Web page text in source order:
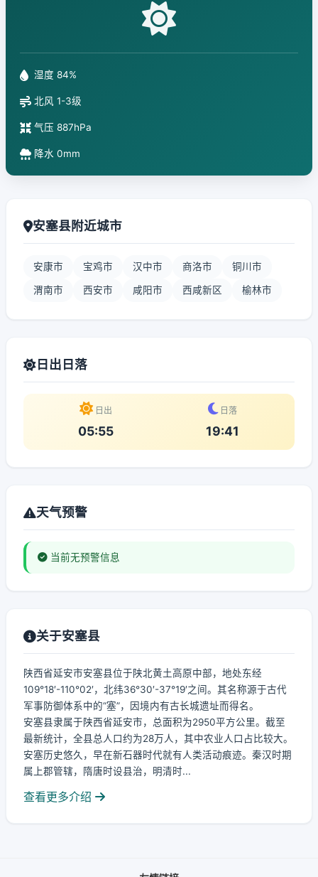
湿度 84%
北风 1-3级
气压 887hPa
降水 0mm
安塞县附近城市
安康市 宝鸡市 汉中市 商洛市 铜川市
渭南市 西安市 咸阳市 西咸新区 榆林市
日出日落
日出
05:55
日落
19:41
天气预警
当前无预警信息
关于安塞县
陕西省延安市安塞县位于陕北黄土高原中部，地处东经
109°18′-110°02′，北纬36°30′-37°19′之间。其名称源于古代
军事防御体系中的“塞”，因境内有古长城遗址而得名。
安塞县隶属于陕西省延安市，总面积为2950平方公里。截至
最新统计，全县总人口约为28万人，其中农业人口占比较大。
安塞历史悠久，早在新石器时代就有人类活动痕迹。秦汉时期
属上郡管辖，隋唐时设县治，明清时...
查看更多介绍